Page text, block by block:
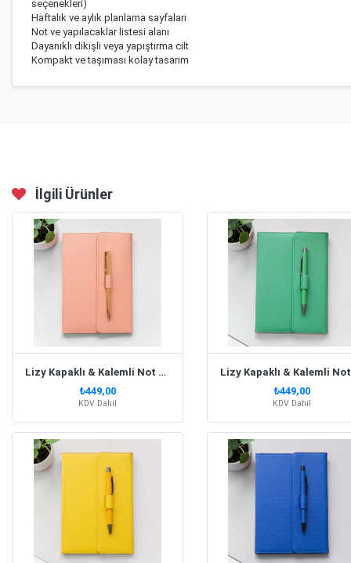
seçenekleri)
Haftalık ve aylık planlama sayfaları
Not ve yapılacaklar listesi alanı
Dayanıklı dikişli veya yapıştırma cilt
Kompakt ve taşıması kolay tasarım
İlgili Ürünler
Lizy Kapaklı & Kalemli Not Defteri Soft Pembe
₺449,00
KDV Dahil
₺449,00
KDV Dahil